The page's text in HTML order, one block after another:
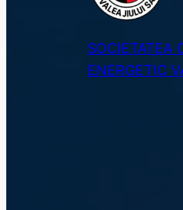
SOCIETATEA
ENERGETIC